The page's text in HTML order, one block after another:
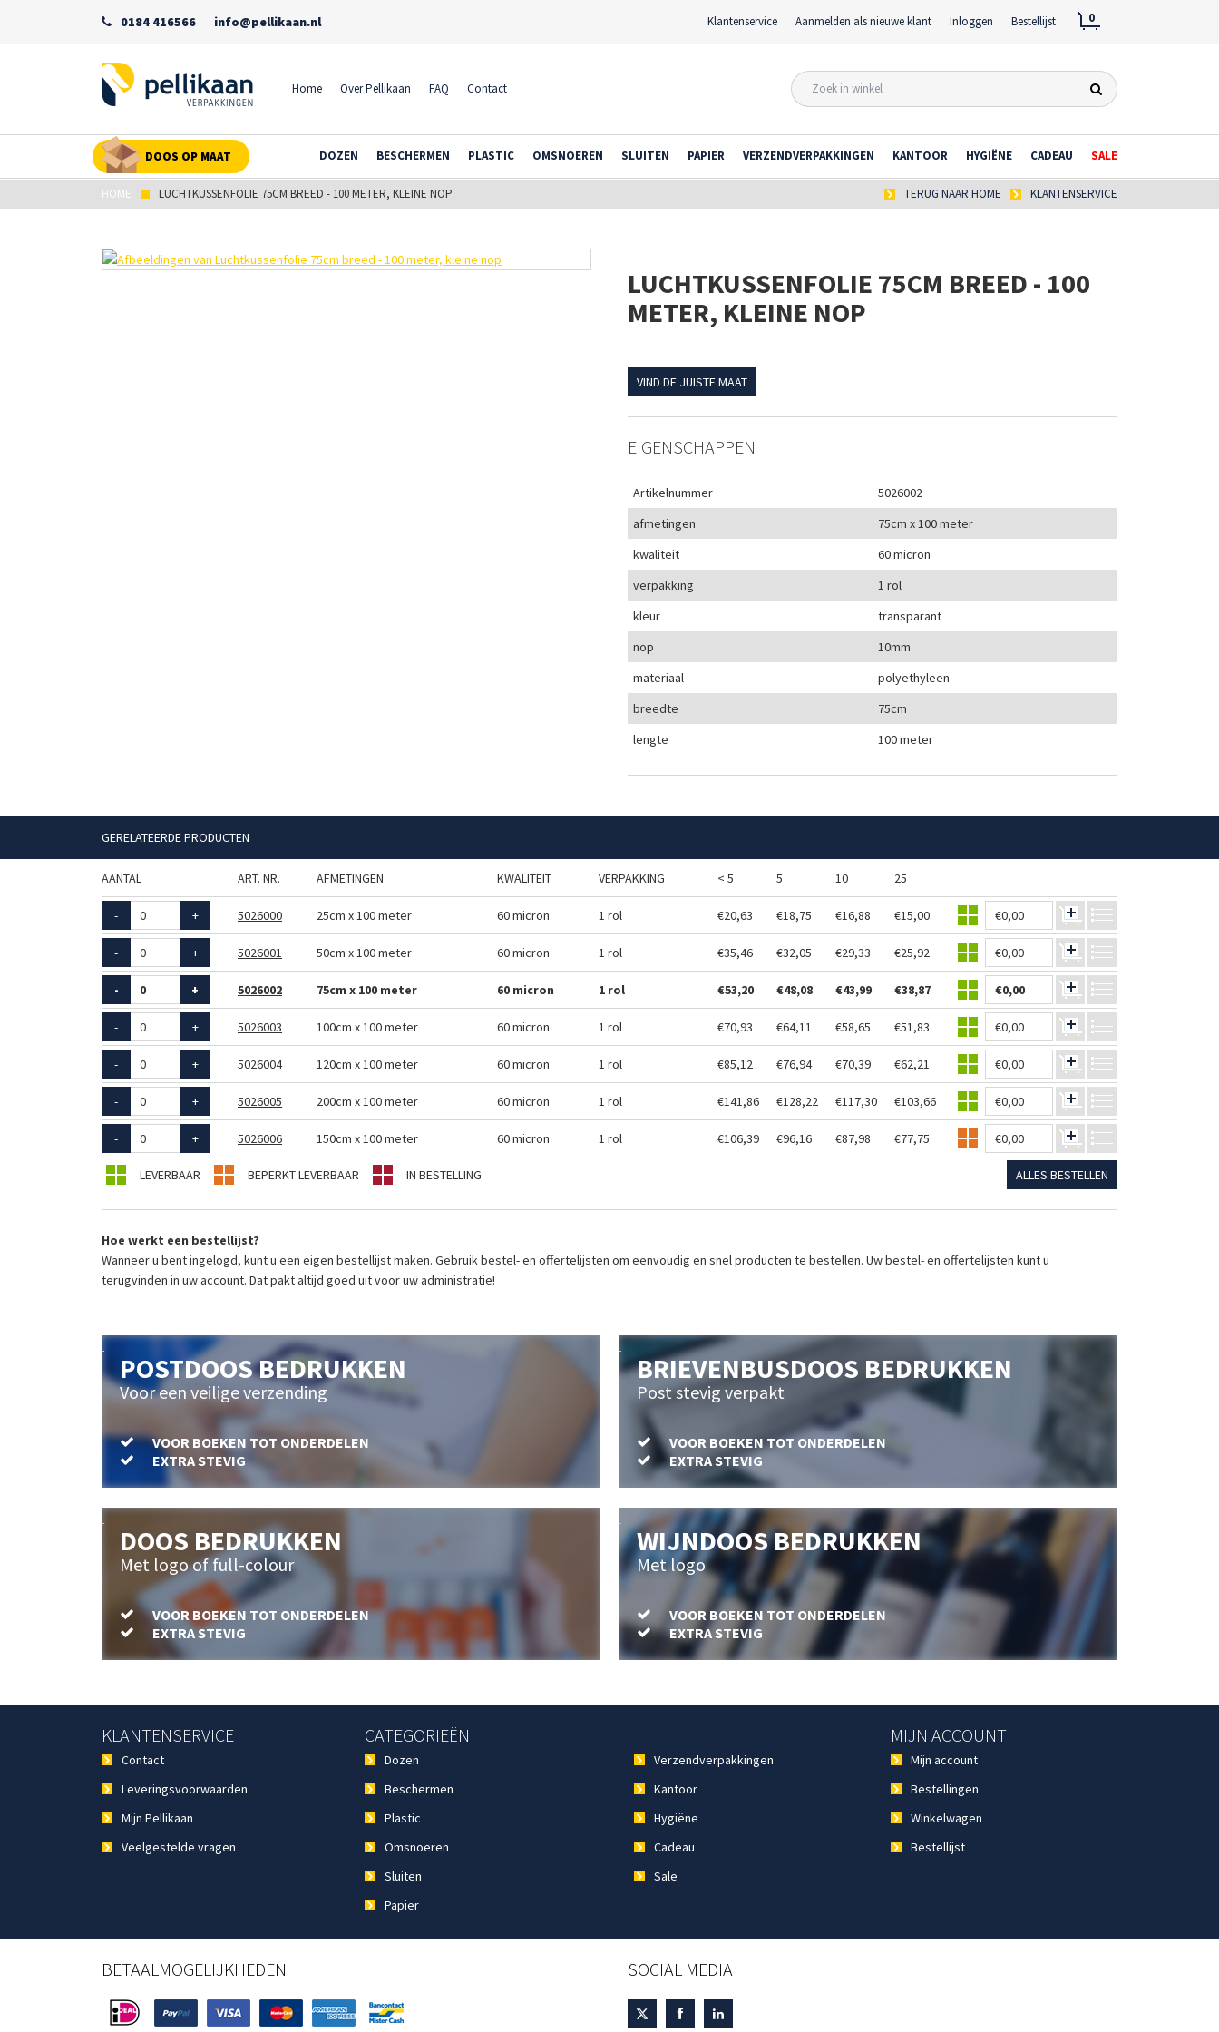
0184 416566 info@pellikaan.nl Klantenservice Aanmelden als nieuwe klant Inloggen Bestellijst 0
Home Over Pellikaan FAQ Contact
DOZEN BESCHERMEN PLASTIC OMSNOEREN SLUITEN PAPIER VERZENDVERPAKKINGEN KANTOOR HYGIËNE CADEAU SALE
DOOS OP MAAT
HOME LUCHTKUSSENFOLIE 75CM BREED - 100 METER, KLEINE NOP KLANTENSERVICE
TERUG NAAR HOME
LUCHTKUSSENFOLIE 75CM BREED - 100
METER, KLEINE NOP
VIND DE JUISTE MAAT
EIGENSCHAPPEN
Artikelnummer
5026002
afmetingen
75cm x 100 meter
kwaliteit
60 micron
verpakking
1 rol
kleur
transparant
nop
10mm
materiaal
polyethyleen
breedte
75cm
lengte
100 meter
GERELATEERDE PRODUCTEN
AANTAL ART. NR. AFMETINGEN KWALITEIT VERPAKKING < 5 5 10 25
- + 5026000 25cm x 100 meter 60 micron 1 rol €20,63 €18,75 €16,88 €15,00 €0,00
- + 5026001 50cm x 100 meter 60 micron 1 rol €35,46 €32,05 €29,33 €25,92 €0,00
- + 5026002 75cm x 100 meter 60 micron 1 rol €53,20 €48,08 €43,99 €38,87 €0,00
- + 5026003 100cm x 100 meter 60 micron 1 rol €70,93 €64,11 €58,65 €51,83 €0,00
- + 5026004 120cm x 100 meter 60 micron 1 rol €85,12 €76,94 €70,39 €62,21 €0,00
- + 5026005 200cm x 100 meter 60 micron 1 rol €141,86 €128,22 €117,30 €103,66 €0,00
- + 5026006 150cm x 100 meter 60 micron 1 rol €106,39 €96,16 €87,98 €77,75 €0,00
LEVERBAAR BEPERKT LEVERBAAR IN BESTELLING ALLES BESTELLEN
Hoe werkt een bestellijst?
Wanneer u bent ingelogd, kunt u een eigen bestellijst maken. Gebruik bestel- en offertelijsten om eenvoudig en snel producten te bestellen. Uw bestel- en offertelijsten kunt u
terugvinden in uw account. Dat pakt altijd goed uit voor uw administratie!
POSTDOOS BEDRUKKEN
Voor een veilige verzending
VOOR BOEKEN TOT ONDERDELEN
EXTRA STEVIG
BRIEVENBUSDOOS BEDRUKKEN
Post stevig verpakt
VOOR BOEKEN TOT ONDERDELEN
EXTRA STEVIG
DOOS BEDRUKKEN
Met logo of full-colour
VOOR BOEKEN TOT ONDERDELEN
EXTRA STEVIG
WIJNDOOS BEDRUKKEN
Met logo
VOOR BOEKEN TOT ONDERDELEN
EXTRA STEVIG
KLANTENSERVICE
Contact
Leveringsvoorwaarden
Mijn Pellikaan
Veelgestelde vragen
CATEGORIEËN
Dozen
Beschermen
Plastic
Omsnoeren
Sluiten
Papier
Verzendverpakkingen
Kantoor
Hygiëne
Cadeau
Sale
MIJN ACCOUNT
Mijn account
Bestellingen
Winkelwagen
Bestellijst
BETAALMOGELIJKHEDEN SOCIAL MEDIA